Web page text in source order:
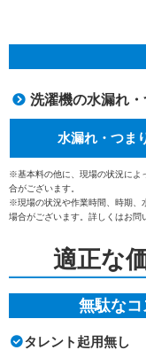
洗濯機の水漏れ
水漏れ・つま
※基本料の他に、現場の状況によ
合がございます。
※現場の状況や作業時間、時期、
場合がございます。詳しくはお問
適正な
無駄な
タレント起用無し